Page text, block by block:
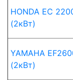
HONDA EC
(2кВт)
YAMAHA
(2кВт)